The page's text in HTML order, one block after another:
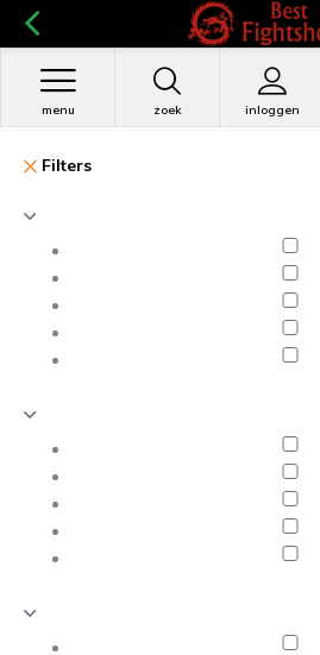
zoek inloggen
menu
Filters